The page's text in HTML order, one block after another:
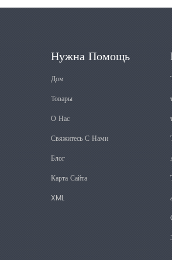
Нужна Помощь
Дом
Товары
О Нас
Свяжитесь С Нами
Блог
Карта Сайта
XML